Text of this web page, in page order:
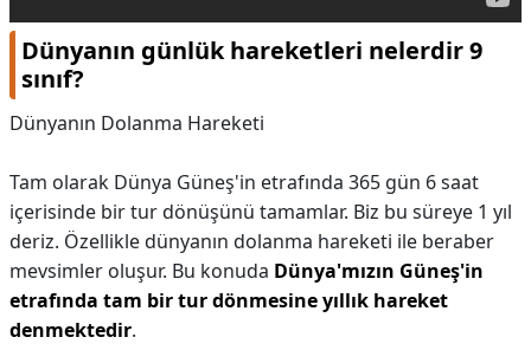
Dünyanın günlük hareketleri nelerdir 9
sınıf?
Dünyanın Dolanma Hareketi
Tam olarak Dünya Güneş'in etrafında 365 gün 6 saat
içerisinde bir tur dönüşünü tamamlar. Biz bu süreye 1 yıl
deriz. Özellikle dünyanın dolanma hareketi ile beraber
mevsimler oluşur. Bu konuda Dünya'mızın Güneş'in
etrafında tam bir tur dönmesine yıllık hareket
denmektedir.